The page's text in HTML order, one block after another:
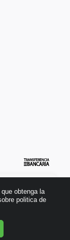
obtenga la
politica de